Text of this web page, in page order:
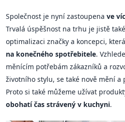
Společnost je nyní zastoupena ve
Trvalá úspěšnost na trhu je jistě
optimalizaci značky a koncepci,
na konečného spotřebitele.
měnícím potřebám zákazníků a
životního stylu, se také nově mění a
Proto si také můžeme užívat
obohatí čas strávený v kuchyni.